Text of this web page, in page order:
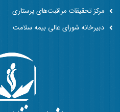
مرکز تحقیقات مراقبت‌های پرستاری
دبیرخانه شورای عالی بیمه سلامت